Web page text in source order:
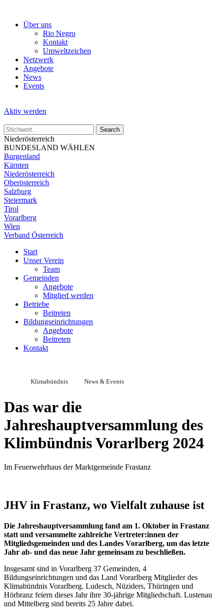
Über uns
Rio Negro
Kontakt
Umweltzeichen
Netzwerk
Angebote
News
Events
Aktiv werden
Niederösterreich
BUNDESLAND WÄHLEN
Burgenland
Kärnten
Niederösterreich
Oberösterreich
Salzburg
Steiermark
Tirol
Vorarlberg
Wien
Verband Österreich
Start
Unser Verein
Team
Gemeinden
Angebote
Mitglied werden
Betriebe
Beitreten
Bildungseinrichtungen
Angebote
Beitreten
Kontakt
Klimabündnis News & Events
Das war die
Jahreshauptversammlung des
Klimbündnis Vorarlberg 2024
Im Feuerwehrhaus der Marktgemeinde Frastanz
JHV in Frastanz, wo Vielfalt zuhause ist
Die Jahreshauptversammlung fand am 1. Oktober in Frastanz
statt und versammelte zahlreiche Vertreter:innen der
Mitgliedsgemeinden und des Landes Vorarlberg, um das letzte
Jahr ab- und das neue Jahr gemeinsam zu beschließen.
Insgesamt sind in Vorarlberg 37 Gemeinden, 4
Bildungseinrichtungen und das Land Vorarlberg Mitglieder des
Klimabündnis Vorarlberg. Ludesch, Nüziders, Thüringen und
Hörbranz feiern dieses Jahr ihre 30-jährige Mitgliedschaft. Lustenau
und Mittelberg sind bereits 25 Jahre dabei.